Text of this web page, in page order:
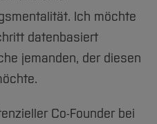
Ich möchte
datenbasiert
jemanden, der diesen
Co-Founder bei